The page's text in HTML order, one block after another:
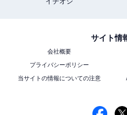
サイト情
会社概要
プライバシーポリシー
当サイトの情報についての注意